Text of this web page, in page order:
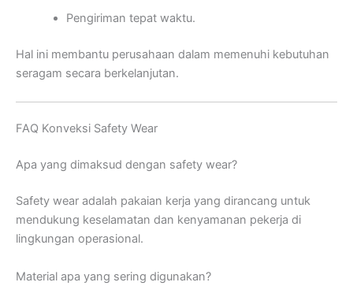
Pengiriman tepat waktu.
Hal ini membantu perusahaan dalam memenuhi kebutuhan
seragam secara berkelanjutan.
FAQ Konveksi Safety Wear
Apa yang dimaksud dengan safety wear?
Safety wear adalah pakaian kerja yang dirancang untuk
mendukung keselamatan dan kenyamanan pekerja di
lingkungan operasional.
Material apa yang sering digunakan?